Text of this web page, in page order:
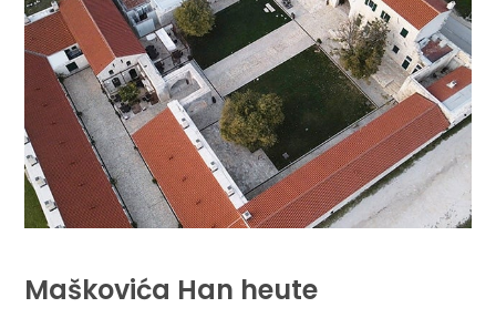
Maškovića Han heute